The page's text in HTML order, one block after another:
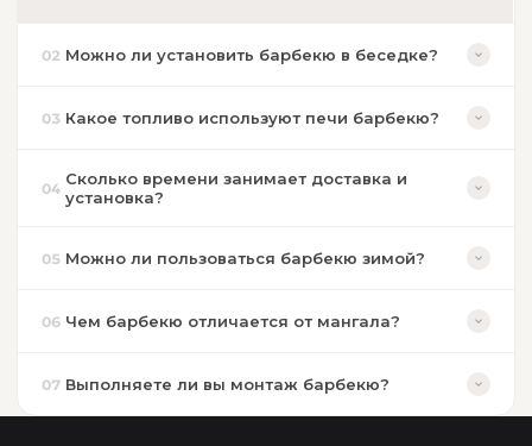
02 Можно ли установить барбекю в беседке?
03 Какое топливо используют печи барбекю?
04 Сколько времени занимает доставка и
установка?
05 Можно ли пользоваться барбекю зимой?
06 Чем барбекю отличается от мангала?
07 Выполняете ли вы монтаж барбекю?